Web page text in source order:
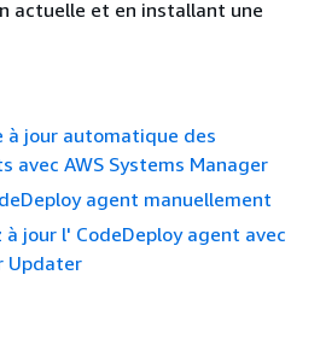
actuelle et en installant une
à jour automatique des
avec AWS Systems Manager
agent manuellement
jour l' CodeDeploy agent avec
Updater